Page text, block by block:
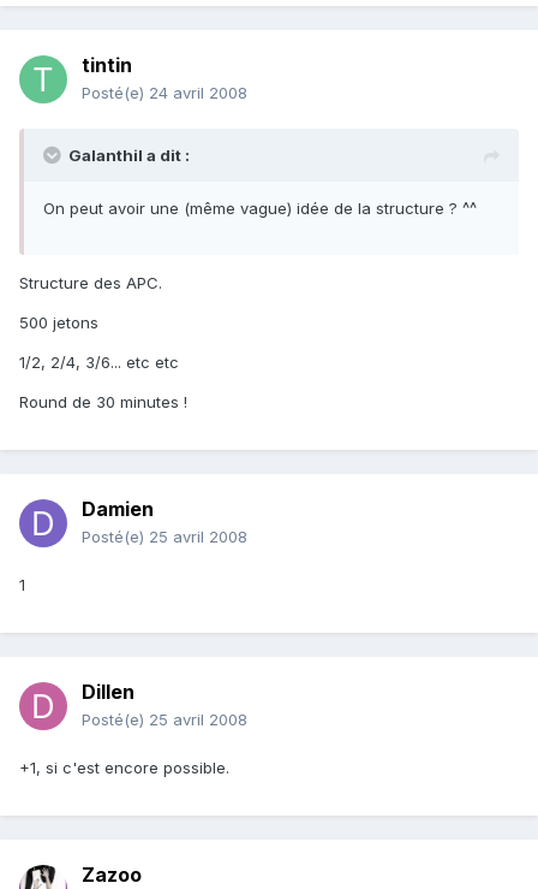
tintin
Posté(e) 24 avril 2008
Galanthil a dit :
On peut avoir une (même vague) idée de la structure ? ^^
Structure des APC.
500 jetons
1/2, 2/4, 3/6... etc etc
Round de 30 minutes !
Damien
Posté(e) 25 avril 2008
1
Dillen
Posté(e) 25 avril 2008
+1, si c'est encore possible.
Zazoo